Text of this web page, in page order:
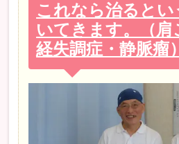
これなら治ると
いてきます。（肩
経失調症・静脈瘤）